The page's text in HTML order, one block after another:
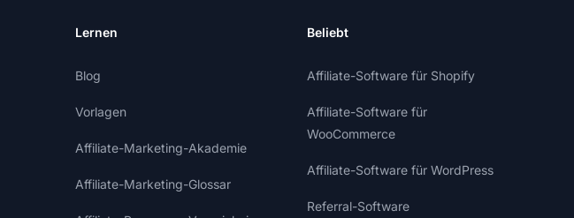
Lernen
Blog
Vorlagen
Affiliate-Marketing-Akademie
Affiliate-Marketing-Glossar
Beliebt
Affiliate-Software für Shopify
Affiliate-Software für
WooCommerce
Affiliate-Software für WordPress
Referral-Software